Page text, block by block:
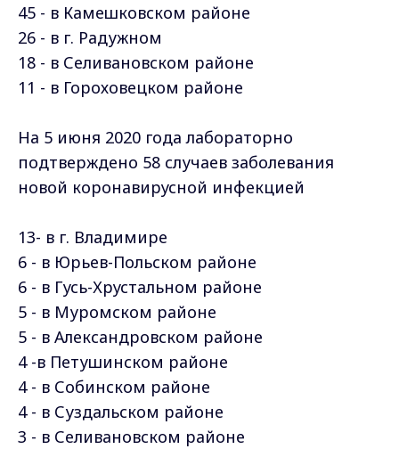
45 - в Камешковском районе
26 - в г. Радужном
18 - в Селивановском районе
11 - в Гороховецком районе
На 5 июня 2020 года лабораторно
подтверждено 58 случаев заболевания
новой коронавирусной инфекцией
13- в г. Владимире
6 - в Юрьев-Польском районе
6 - в Гусь-Хрустальном районе
5 - в Муромском районе
5 - в Александровском районе
4 -в Петушинском районе
4 - в Собинском районе
4 - в Суздальском районе
3 - в Селивановском районе